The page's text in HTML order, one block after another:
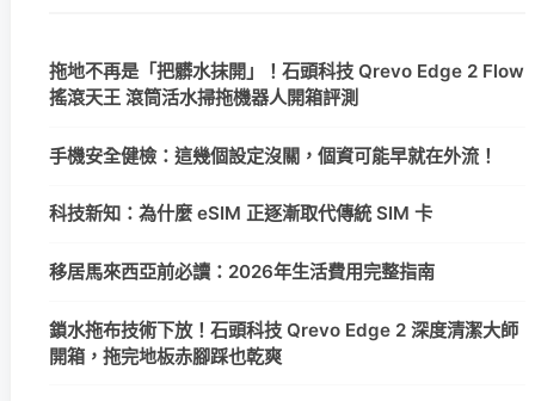
拖地不再是「把髒水抹開」！石頭科技 Qrevo Edge 2 Flow
搖滾天王 滾筒活水掃拖機器人開箱評測
手機安全健檢：這幾個設定沒關，個資可能早就在外流！
科技新知：為什麼 eSIM 正逐漸取代傳統 SIM 卡
移居馬來西亞前必讀：2026年生活費用完整指南
鎖水拖布技術下放！石頭科技 Qrevo Edge 2 深度清潔大師
開箱，拖完地板赤腳踩也乾爽